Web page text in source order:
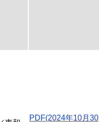
PDF(2024年10月30